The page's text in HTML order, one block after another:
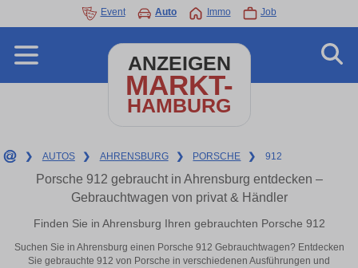
Event Auto Immo Job
ANZEIGEN
MARKT-
HAMBURG
❯ AUTOS ❯ AHRENSBURG ❯ PORSCHE ❯ 912
Porsche 912 gebraucht in Ahrensburg entdecken –
Gebrauchtwagen von privat & Händler
Finden Sie in Ahrensburg Ihren gebrauchten Porsche 912
Suchen Sie in Ahrensburg einen Porsche 912 Gebrauchtwagen? Entdecken
Sie gebrauchte 912 von Porsche in verschiedenen Ausführungen und